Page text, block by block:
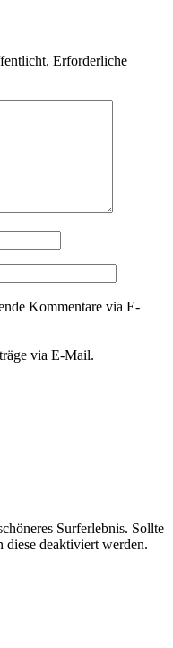
Erforderliche
Kommentare via E-
via E-Mail.
Surferlebnis. Sollte
diese deaktiviert werden.